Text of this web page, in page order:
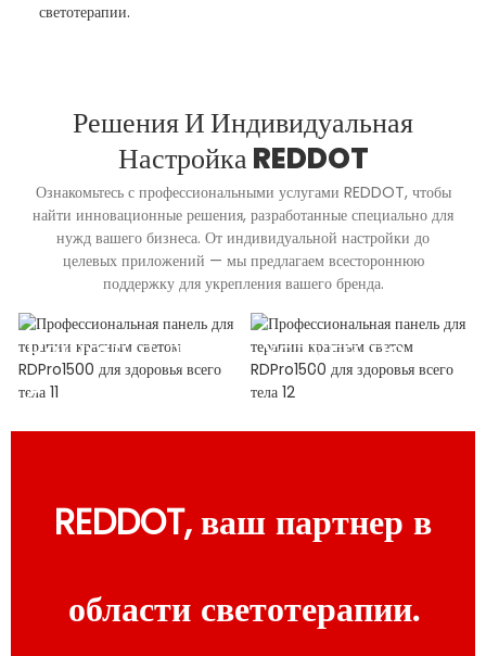
светотерапии.
Решения И Индивидуальная
Настройка REDDOT
Ознакомьтесь с профессиональными услугами REDDOT, чтобы
найти инновационные решения, разработанные специально для
нужд вашего бизнеса. От индивидуальной настройки до
целевых приложений — мы предлагаем всестороннюю
поддержку для укрепления вашего бренда.
Решения для
бизнеса
для терапии красным светом
REDDOT могут быть
красоты, спа-салонов или
восстановления после
Услуги по
«Услуги по индивидуальной
настройке», чтобы узнать, как
потребностям в брендинге,
обеспечивая уникальные
REDDOT, ваш партнер в
области светотерапии.